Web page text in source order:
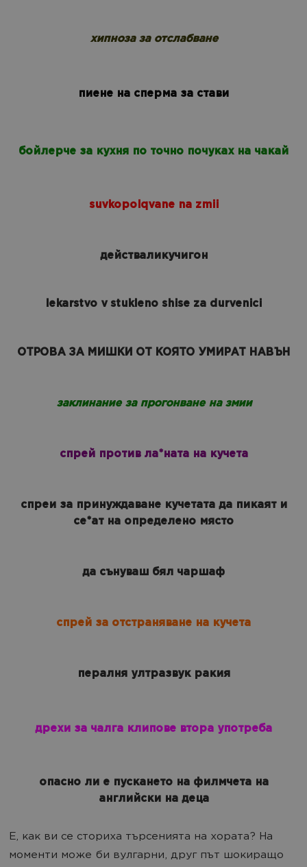
хипноза за отслабване
пиене на сперма за стави
бойлерче за кухня по точно почуках на чакай
suvkopolqvane na zmii
действаликучигон
lekarstvo v stukleno shise za durvenici
ОТРОВА ЗА МИШКИ ОТ КОЯТО УМИРАТ НАВЪН
заклинание за прогонване на змии
спрей против ла*ната на кучета
спреи за принуждаване кучетата да пикаят и
се*ат на определено място
да сънуваш бял чаршаф
спрей за отстраняване на кучета
пералня ултразвук ракия
дрехи за чалга клипове втора употреба
опасно ли е пускането на филмчета на
английски на деца
Е, как ви се сториха търсенията на хората? На
моменти може би вулгарни, друг път шокиращо